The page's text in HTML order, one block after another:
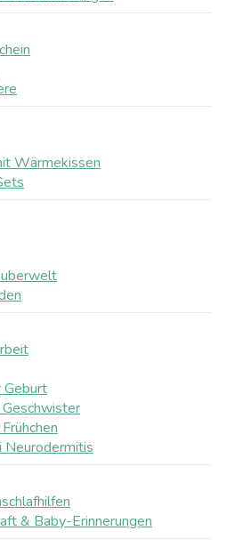
Wärmekissen
Geburt
Neurodermitis
& Baby-Erinnerungen